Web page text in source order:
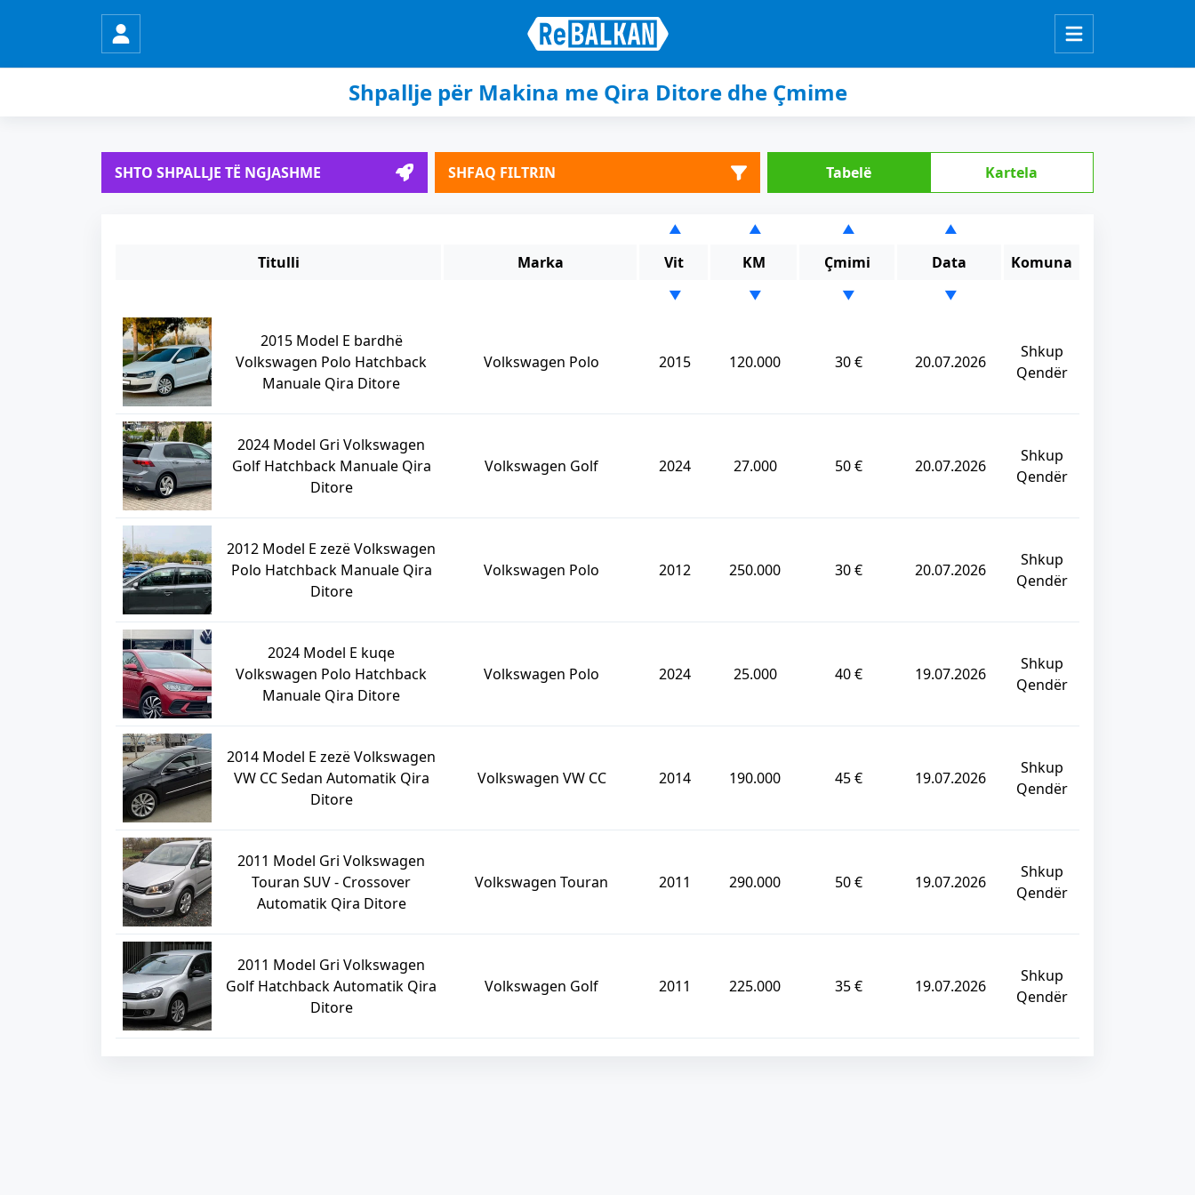
Shpallje për Makina me Qira Ditore dhe Çmime
SHTO SHPALLJE TË NGJASHME SHFAQ FILTRIN Tabelë Kartela
▲ ▲ ▲ ▲
Titulli Marka Vit KM Çmimi Data Komuna
▼ ▼ ▼ ▼
2015 Model E bardhë
Volkswagen Polo Hatchback
Manuale Qira Ditore
Volkswagen Polo 2015 120.000 30 € 20.07.2026
Shkup
Qendër
2024 Model Gri Volkswagen
Golf Hatchback Manuale Qira
Ditore
Volkswagen Golf 2024 27.000 50 € 20.07.2026
Shkup
Qendër
2012 Model E zezë Volkswagen
Polo Hatchback Manuale Qira
Ditore
Volkswagen Polo 2012 250.000 30 € 20.07.2026
Shkup
Qendër
2024 Model E kuqe
Volkswagen Polo Hatchback
Manuale Qira Ditore
Volkswagen Polo 2024 25.000 40 € 19.07.2026
Shkup
Qendër
2014 Model E zezë Volkswagen
VW CC Sedan Automatik Qira
Ditore
Volkswagen VW CC 2014 190.000 45 € 19.07.2026
Shkup
Qendër
2011 Model Gri Volkswagen
Touran SUV - Crossover
Automatik Qira Ditore
Volkswagen Touran 2011 290.000 50 € 19.07.2026
Shkup
Qendër
2011 Model Gri Volkswagen
Golf Hatchback Automatik Qira
Ditore
Volkswagen Golf 2011 225.000 35 € 19.07.2026
Shkup
Qendër